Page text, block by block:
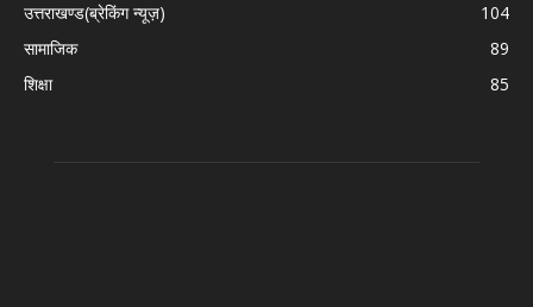
उत्तराखण्ड(ब्रेकिंग न्यूज़)
104
सामाजिक
89
शिक्षा
85